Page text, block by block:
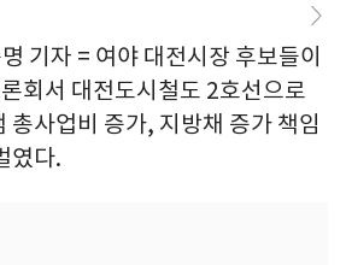
기자 = 여야 대전시장 후보들이
회서 대전도시철도 2호선으로
총사업비 증가, 지방채 증가 책임
였다.